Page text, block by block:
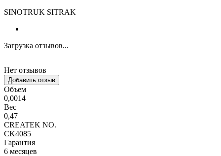
SINOTRUK SITRAK
Загрузка отзывов...
Нет отзывов
Добавить отзыв
Объем
0,0014
Вес
0,47
CREATEK NO.
CK4085
Гарантия
6 месяцев